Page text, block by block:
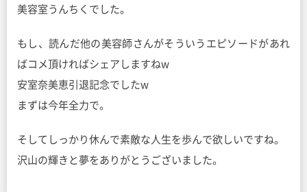
美容室うんちくでした。
もし、読んだ他の美容師さんがそういうエピソードがあれ
ばコメ頂ければシェアしますねw
安室奈美恵引退記念でしたw
まずは今年全力で。
そしてしっかり休んで素敵な人生を歩んで欲しいですね。
沢山の輝きと夢をありがとうございました。